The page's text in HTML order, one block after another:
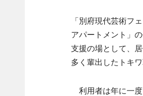
「別府現代芸術フ
アパートメント」
支援の場として、
多く輩出したトキ
利用者は年に一度